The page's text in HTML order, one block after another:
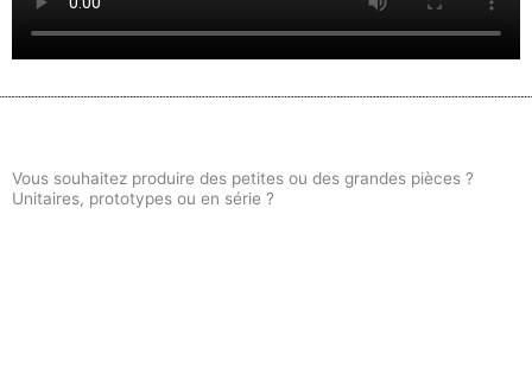
Vous souhaitez produire des petites ou des grandes pièces ?
Unitaires, prototypes ou en série ?